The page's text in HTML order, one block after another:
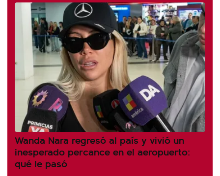
Wanda Nara regresó al país y vivió un
inesperado percance en el aeropuerto:
qué le pasó